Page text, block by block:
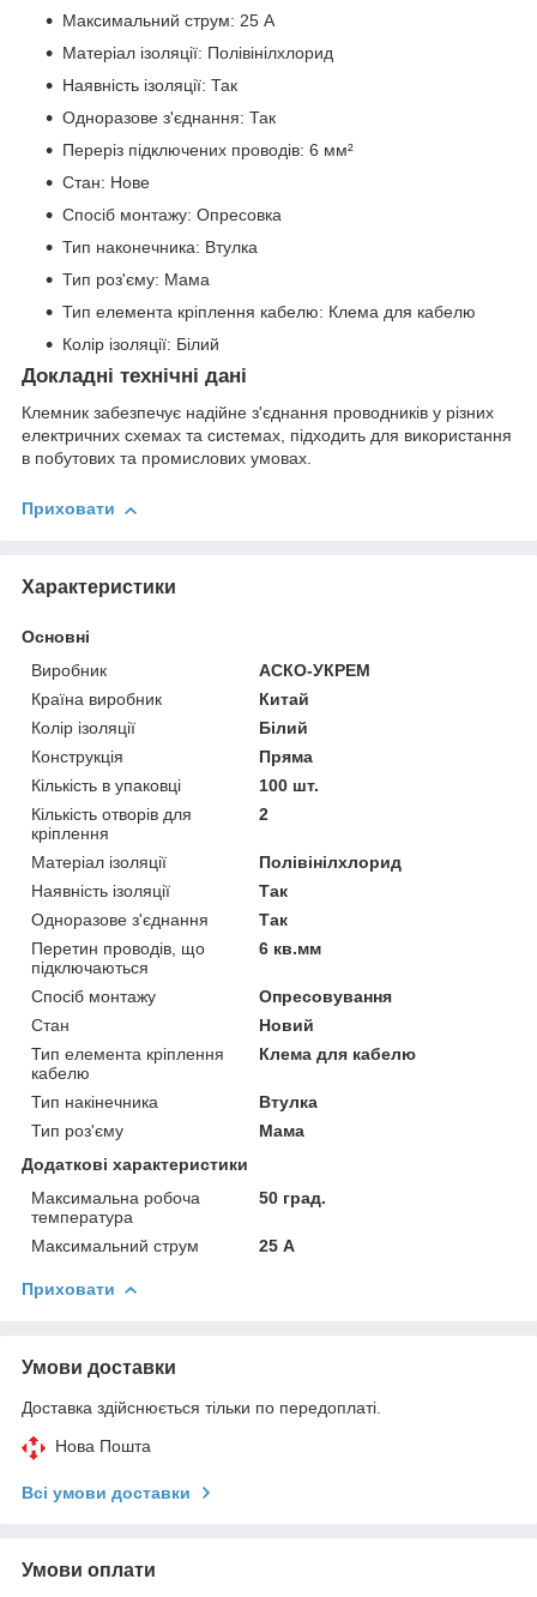
Максимальний струм: 25 А
Матеріал ізоляції: Полівінілхлорид
Наявність ізоляції: Так
Одноразове з'єднання: Так
Переріз підключених проводів: 6 мм²
Стан: Нове
Спосіб монтажу: Опресовка
Тип наконечника: Втулка
Тип роз'єму: Мама
Тип елемента кріплення кабелю: Клема для кабелю
Колір ізоляції: Білий
Докладні технічні дані
Клемник забезпечує надійне з'єднання проводників у різних
електричних схемах та системах, підходить для використання
в побутових та промислових умовах.
Приховати
Характеристики
Основні
Виробник
АСКО-УКРЕМ
Країна виробник
Китай
Колір ізоляції
Білий
Конструкція
Пряма
Кількість в упаковці
100 шт.
Кількість отворів для
кріплення
2
Матеріал ізоляції
Полівінілхлорид
Наявність ізоляції
Так
Одноразове з'єднання
Так
Перетин проводів, що
підключаються
6 кв.мм
Спосіб монтажу
Опресовування
Стан
Новий
Тип елемента кріплення
кабелю
Клема для кабелю
Тип накінечника
Втулка
Тип роз'єму
Мама
Додаткові характеристики
Максимальна робоча
температура
50 град.
Максимальний струм 25 А
Приховати
Умови доставки
Доставка здійснюється тільки по передоплаті.
Нова Пошта
Всі умови доставки
Умови оплати